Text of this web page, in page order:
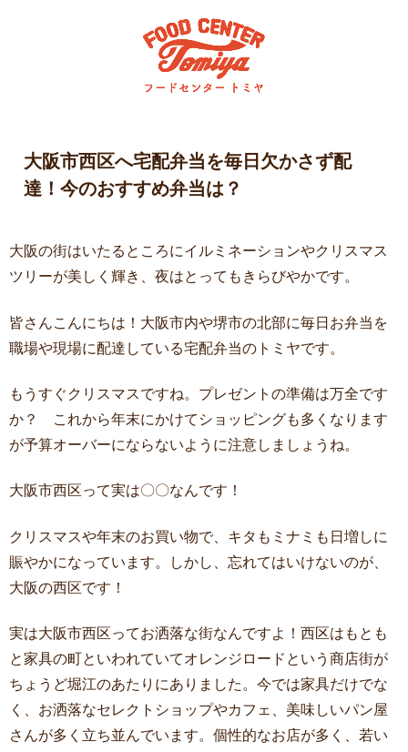
大阪市西区へ宅配弁当を毎日欠かさず配
達！今のおすすめ弁当は？
大阪の街はいたるところにイルミネーションやクリスマス
ツリーが美しく輝き、夜はとってもきらびやかです。
皆さんこんにちは！大阪市内や堺市の北部に毎日お弁当を
職場や現場に配達している宅配弁当のトミヤです。
もうすぐクリスマスですね。プレゼントの準備は万全です
か？ これから年末にかけてショッピングも多くなります
が予算オーバーにならないように注意しましょうね。
大阪市西区って実は〇〇なんです！
クリスマスや年末のお買い物で、キタもミナミも日増しに
賑やかになっています。しかし、忘れてはいけないのが、
大阪の西区です！
実は大阪市西区ってお洒落な街なんですよ！西区はもとも
と家具の町といわれていてオレンジロードという商店街が
ちょうど堀江のあたりにありました。今では家具だけでな
く、お洒落なセレクトショップやカフェ、美味しいパン屋
さんが多く立ち並んでいます。個性的なお店が多く、若い